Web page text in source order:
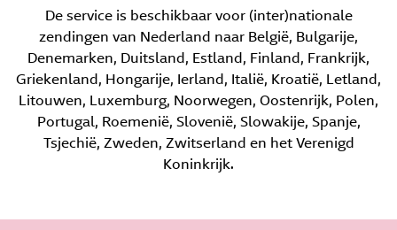
De service is beschikbaar voor (inter)nationale
zendingen van Nederland naar België, Bulgarije,
Denemarken, Duitsland, Estland, Finland, Frankrijk,
Griekenland, Hongarije, Ierland, Italië, Kroatië, Letland,
Litouwen, Luxemburg, Noorwegen, Oostenrijk, Polen,
Portugal, Roemenië, Slovenië, Slowakije, Spanje,
Tsjechië, Zweden, Zwitserland en het Verenigd
Koninkrijk.